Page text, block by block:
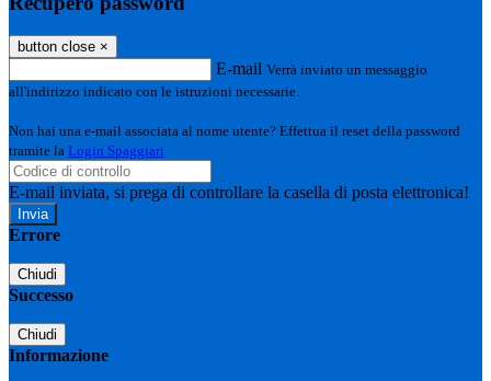
button close ×
E-mail Verrà inviato un messaggio
all'indirizzo indicato con le istruzioni necessarie.
Non hai una e-mail associata al nome utente? Effettua il reset della password
tramite la Login Spaggiari
E-mail inviata, si prega di controllare la casella di posta elettronica!
Errore
Chiudi
Successo
Chiudi
Informazione